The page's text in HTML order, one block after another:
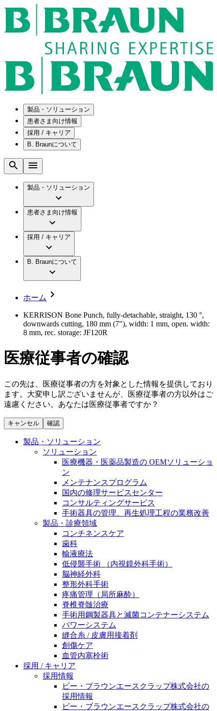
製品・ソリューション
ソリューション
メンテナンスプログラム
国内の修理サービスセンター
手術器具の管理、再生処理工程の業務改善
製品・診療領域
歯科
低侵襲手術 （内視鏡外科手術）
脊椎脊髄治療
手術用鋼製器具と滅菌コンテナーシステム
縫合糸 / 皮膚用接着剤
創傷ケア
ソリューション
製品・診療領域
製品ポートフォリオ​
こちらの製品ポートフォリオからも、製品をお探しい
ただくことができます。
患者さま向け情報
腰椎椎間板ヘルニアについて
水頭症について
慢性創傷の治癒
アクトリーン ハイライト カテ
アクトリーン ハイライト セット
疾患・症状
膝関節の構造とその疾患
身体の中で最も大きい関節である膝関節。日常の生活
を支える、その機能や特徴とは？傷めてしまった場合
には、どのような治療の選択肢があるのでしょう。
水頭症について
「水頭症」とはどのような疾患なのでしょう。成人に
多い水頭症と、小児に多い水頭症の特徴と症状、検査
や治療法など「水頭症」の概要を知っていただくこと
ができます。
採用 / キャリア
ビー・ブラウンエースクラップ株式会社の
ビー・ブラウンエースクラップ株式会社の
会社概要
報
要
キャリア（B. Braunで働くということ）
私たちのカルチャー
採用情報
キャリア（B. Braunで働くということ）
ビー・ブラウンエースクラッﾌﾟで新たな可能性を見つ
けませんか？現在募集中のポジションをご覧いただけ
ます。
B. Braunについて
ビジョンとバリュー
ブランド
ついて
イノベーション
私たちの責任
多様性
お問合せ
お問合せフォーム
取材・撮影のお申込み
ニューススペース
ニュースリリース
医療従事者さま向けニュース
会社
私たちの責任
ニューススペース
エースクラップアカデミー
医療に携わるあらゆる方々に、学びと情報共有の場を
提供していくことを目指します。
製品・ソリューション
患者さま向け情報
採用 / キャリア
B. Braunについて
ホーム
KERRISON Bone Punch, fully-detachable, straight, 130 °,
downwards cutting, 180 mm (7"), width: 1 mm, open. width:
8 mm, rec. storage: JF120R
医療従事者の確認
この先は、医療従事者の方を対象とした情報を提供しており
ます。大変申し訳ございませんが、医療従事者の方以外はご
遠慮ください。あなたは医療従事者ですか？
キャンセル 確認
製品・ソリューション
ソリューション
医療機器・医薬品製造の OEMソリューショ
ン
メンテナンスプログラム
国内の修理サービスセンター
コンサルティングサービス
手術器具の管理、再生処理工程の業務改善
製品・診療領域
コンチネンスケア
歯科
輸液療法
低侵襲手術 （内視鏡外科手術）
脳神経外科
整形外科手術
疼痛管理（局所麻酔）
脊椎脊髄治療
手術用鋼製器具と滅菌コンテナーシステム
パワーシステム
縫合糸 / 皮膚用接着剤
創傷ケア
血管内塞栓術
採用 / キャリア
採用情報
ビー・ブラウンエースクラップ株式会社の
採用情報
ビー・ブラウンエースクラップ株式会社の